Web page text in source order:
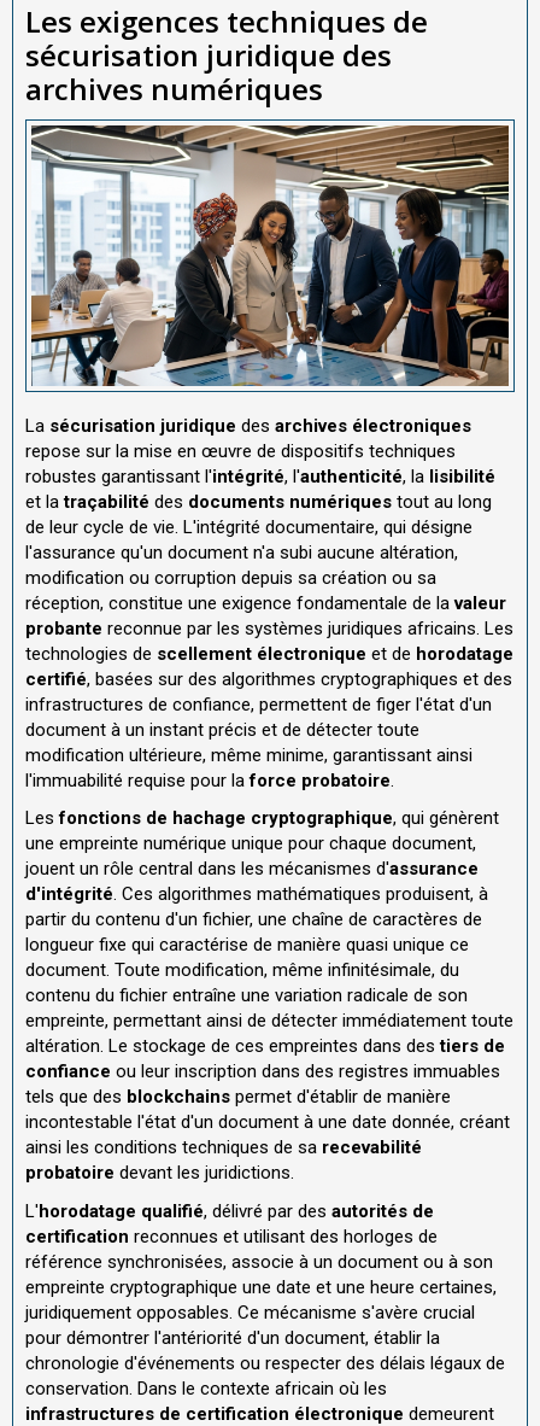
Les exigences techniques de
sécurisation juridique des
archives numériques
La sécurisation juridique des archives électroniques
repose sur la mise en œuvre de dispositifs techniques
robustes garantissant l'intégrité, l'authenticité, la lisibilité
et latraçabilité des documents numériques tout au long
de leur cycle de vie. L'intégrité documentaire, qui désigne
l'assurance qu'un document n'a subi aucune altération,
modification ou corruption depuis sa création ou sa
réception, constitue une exigence fondamentale de lavaleur
probante reconnue par les systèmes juridiques africains. Les
technologies de scellement électronique et de horodatage
certifié, basées sur des algorithmes cryptographiques et des
infrastructures de confiance, permettent de figer l'état d'un
document à un instant précis et de détecter toute
modification ultérieure, même minime, garantissant ainsi
l'immuabilité requise pour laforce probatoire.
Lesfonctions de hachage cryptographique, qui génèrent
une empreinte numérique unique pour chaque document,
jouent un rôle central dans les mécanismes d'assurance
d'intégrité. Ces algorithmes mathématiques produisent, à
partir du contenu d'un fichier, une chaîne de caractères de
longueur fixe qui caractérise de manière quasi unique ce
document. Toute modification, même infinitésimale, du
contenu du fichier entraîne une variation radicale de son
empreinte, permettant ainsi de détecter immédiatement toute
altération. Le stockage de ces empreintes dans destiers de
confiance ou leur inscription dans des registres immuables
tels que des blockchains permet d'établir de manière
incontestable l'état d'un document à une date donnée, créant
ainsi les conditions techniques de sa recevabilité
probatoire devant les juridictions.
L'horodatage qualifié, délivré par des autorités de
certification reconnues et utilisant des horloges de
référence synchronisées, associe à un document ou à son
empreinte cryptographique une date et une heure certaines,
juridiquement opposables. Ce mécanisme s'avère crucial
pour démontrer l'antériorité d'un document, établir la
chronologie d'événements ou respecter des délais légaux de
conservation. Dans le contexte africain où les
infrastructures de certification électronique demeurent